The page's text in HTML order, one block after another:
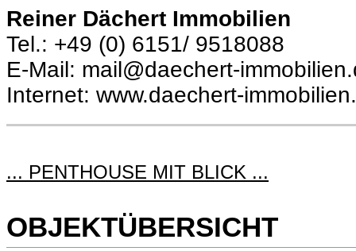
Reiner Dächert Immobilien
Tel.: +49 (0) 6151/ 9518088
E-Mail: mail@daechert-
Internet: www.daechert-
... PENTHOUSE MIT BLICK ...
OBJEKTÜBERSICHT